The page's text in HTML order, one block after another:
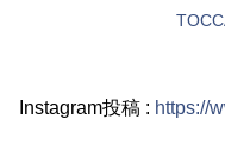
Instagram投稿 : https://